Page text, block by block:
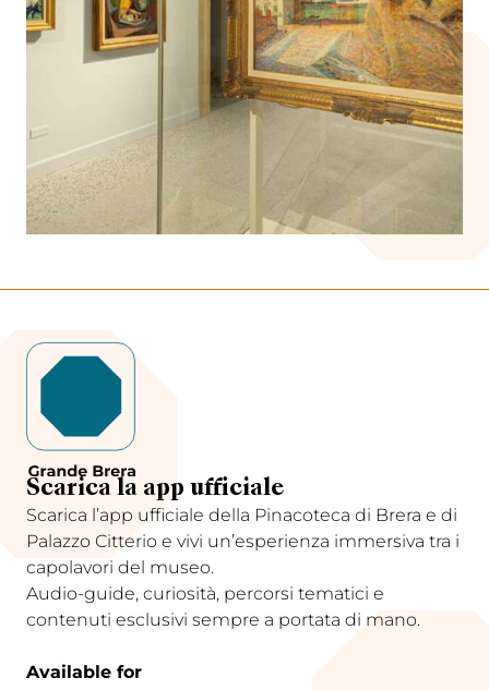
Scarica la app ufficiale
Scarica l’app ufficiale della Pinacoteca di Brera e di
Palazzo Citterio e vivi un’esperienza immersiva tra i
capolavori del museo.
Audio-guide, curiosità, percorsi tematici e
contenuti esclusivi sempre a portata di mano.
Available for